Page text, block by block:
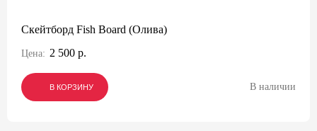
Скейтборд Fish Board (Олива)
Цена: 2 500 р.
В КОРЗИНУ
В КОРЗИНУ
В КОРЗИНУ В наличии